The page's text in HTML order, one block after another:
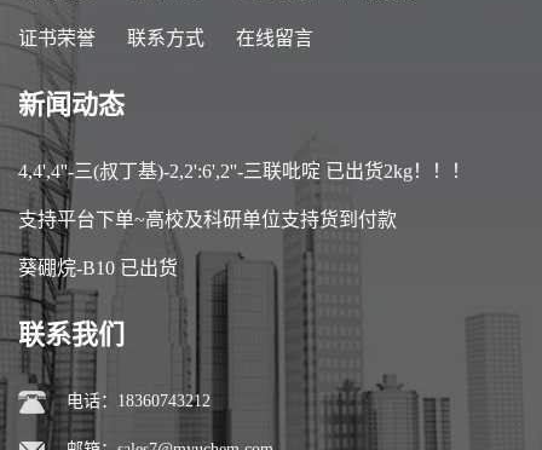
证书荣誉 联系方式 在线留言
新闻动态
4,4',4''-三(叔丁基)-2,2':6',2''-三联吡啶 已出货2kg！！！
支持平台下单~高校及科研单位支持货到付款
葵硼烷-B10 已出货
联系我们
电话：18360743212